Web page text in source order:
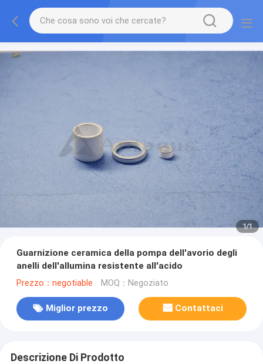
1/1
Guarnizione ceramica della pompa dell'avorio degli
anelli dell'allumina resistente all'acido
Prezzo：negotiable MOQ：Negoziato
Miglior prezzo Contattaci
Descrizione Di Prodotto